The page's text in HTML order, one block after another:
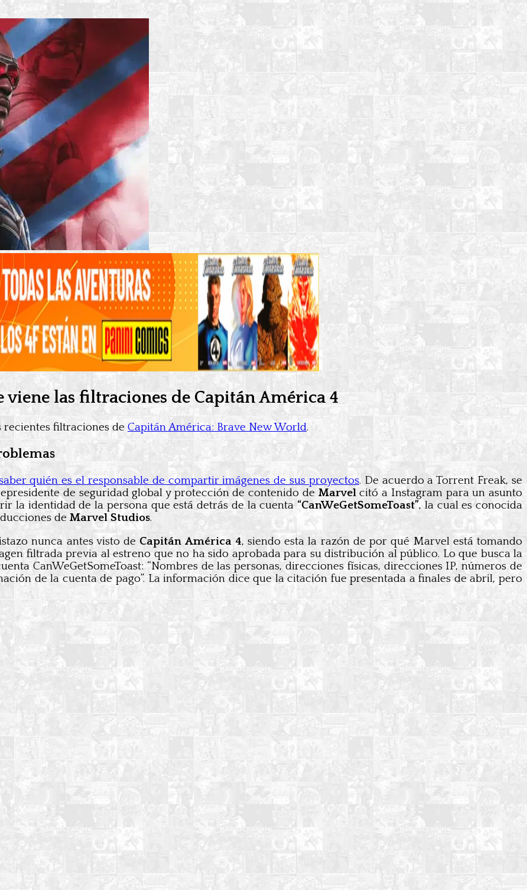
viene las filtraciones de Capitán América 4
recientes filtraciones de Capitán América: Brave New World.
quién es el responsable de compartir imágenes de sus proyectos. De acuerdo a Torrent Freak, se
de seguridad global y protección de contenido de Marvelcitó a Instagram para un asunto
la identidad de la persona que está detrás de la cuenta “CanWeGetSomeToast”, la cual es conocida
de Marvel Studios.
nunca antes visto de Capitán América 4, siendo esta la razón de por qué Marvel está tomando
filtrada previa al estreno que no ha sido aprobada para su distribución al público. Lo que busca la
CanWeGetSomeToast: “Nombres de las personas, direcciones físicas, direcciones IP, números de
de la cuenta de pago”. La información dice que la citación fue presentada a finales de abril, pero